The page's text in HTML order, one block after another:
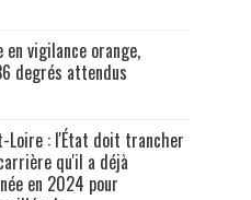
en vigilance orange,
degrés attendus
Loire : l'État doit trancher
qu'il a déjà
en 2024 pour